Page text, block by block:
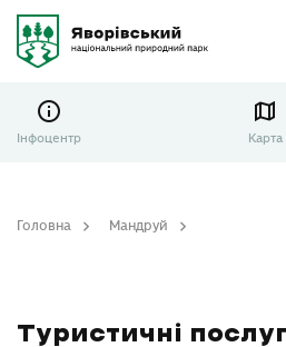
Інфоцентр Карта
Головна Мандруй
Туристичні